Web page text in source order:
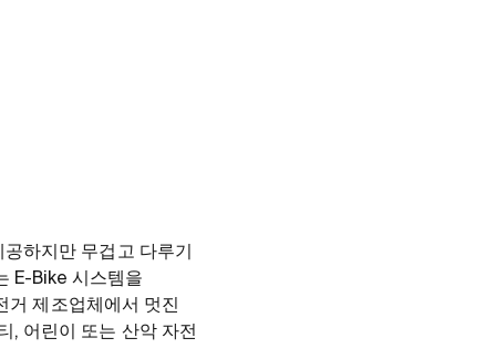
하지만 무겁고 다루기
E-Bike 시스템을
거 제조업체에서 멋진
, 어린이 또는 산악 자전